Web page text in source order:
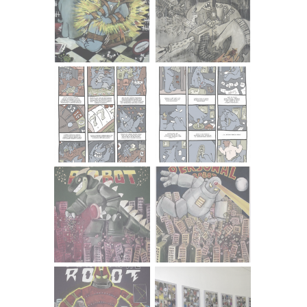
svakodnevno izloženi. No, u daljnjem procesu ona
prihvaćanjem takve situacije potpuno otpušta vezanost
za sadržaj i ludičkim procesima, prelascima iz medija u
medij, poigravanjem situacijama i trajanjima, dolazi do
zaigranog, slojevitog i dobro promišljenog rada.
Jasminka Babić
U istočnjačkoj kulturi i umjetnosti (manga stripovi, anime,
filmovi, kolekcionarske igračke) pronalazi se cijeli niz
razno dizajniranih divovskih robota od kojih nam je
najpoznatiji Tetsujin. Scenarij i smisao postojanja tih
robota uvijek je zamišljen kroz međusobnu borbu,
natjecanje u veličini i nemar za okolinu. Ručno
pisanim/slikanim fontovima (često korišteni šezdesetih
godina) ispisujem naslove Personal robot te tako slike
tretiram kao postere, vintage naslovnice ili ambalažu